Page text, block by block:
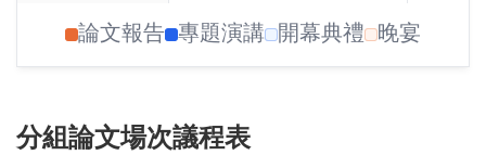
論文報告 專題演講 開幕典禮 晚宴
分組論文場次議程表